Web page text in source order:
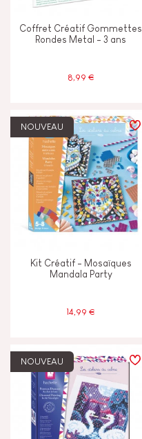
Coffret Créatif Gommettes
Rondes Metal - 3 ans
8,99 €
NOUVEAU
Kit Créatif - Mosaïques
Mandala Party
14,99 €
NOUVEAU